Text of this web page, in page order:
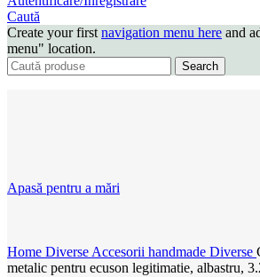
Caută
Create your first navigation menu here and
menu" location.
Search
Apasă pentru a mări
Home Diverse Accesorii handmade Diverse
metalic pentru ecuson legitimatie, albastru,